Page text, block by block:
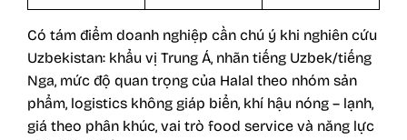
Có tám điểm doanh nghiệp cần chú ý khi nghiên cứu
Uzbekistan: khẩu vị Trung Á, nhãn tiếng Uzbek/tiếng
Nga, mức độ quan trọng của Halal theo nhóm sản
phẩm, logistics không giáp biển, khí hậu nóng – lạnh,
giá theo phân khúc, vai trò food service và năng lực